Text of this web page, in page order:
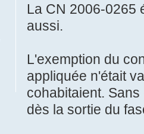
La CN 2006-0265
aussi.
L'exemption du
appliquée n'était
cohabitaient.
dès la sortie du